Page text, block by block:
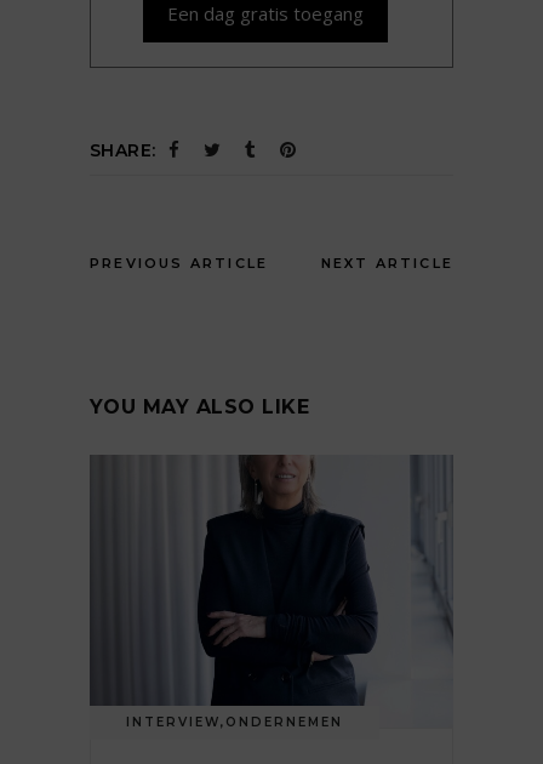
Een dag gratis toegang
SHARE:
PREVIOUS ARTICLE NEXT ARTICLE
YOU MAY ALSO LIKE
INTERVIEW, ONDERNEMEN